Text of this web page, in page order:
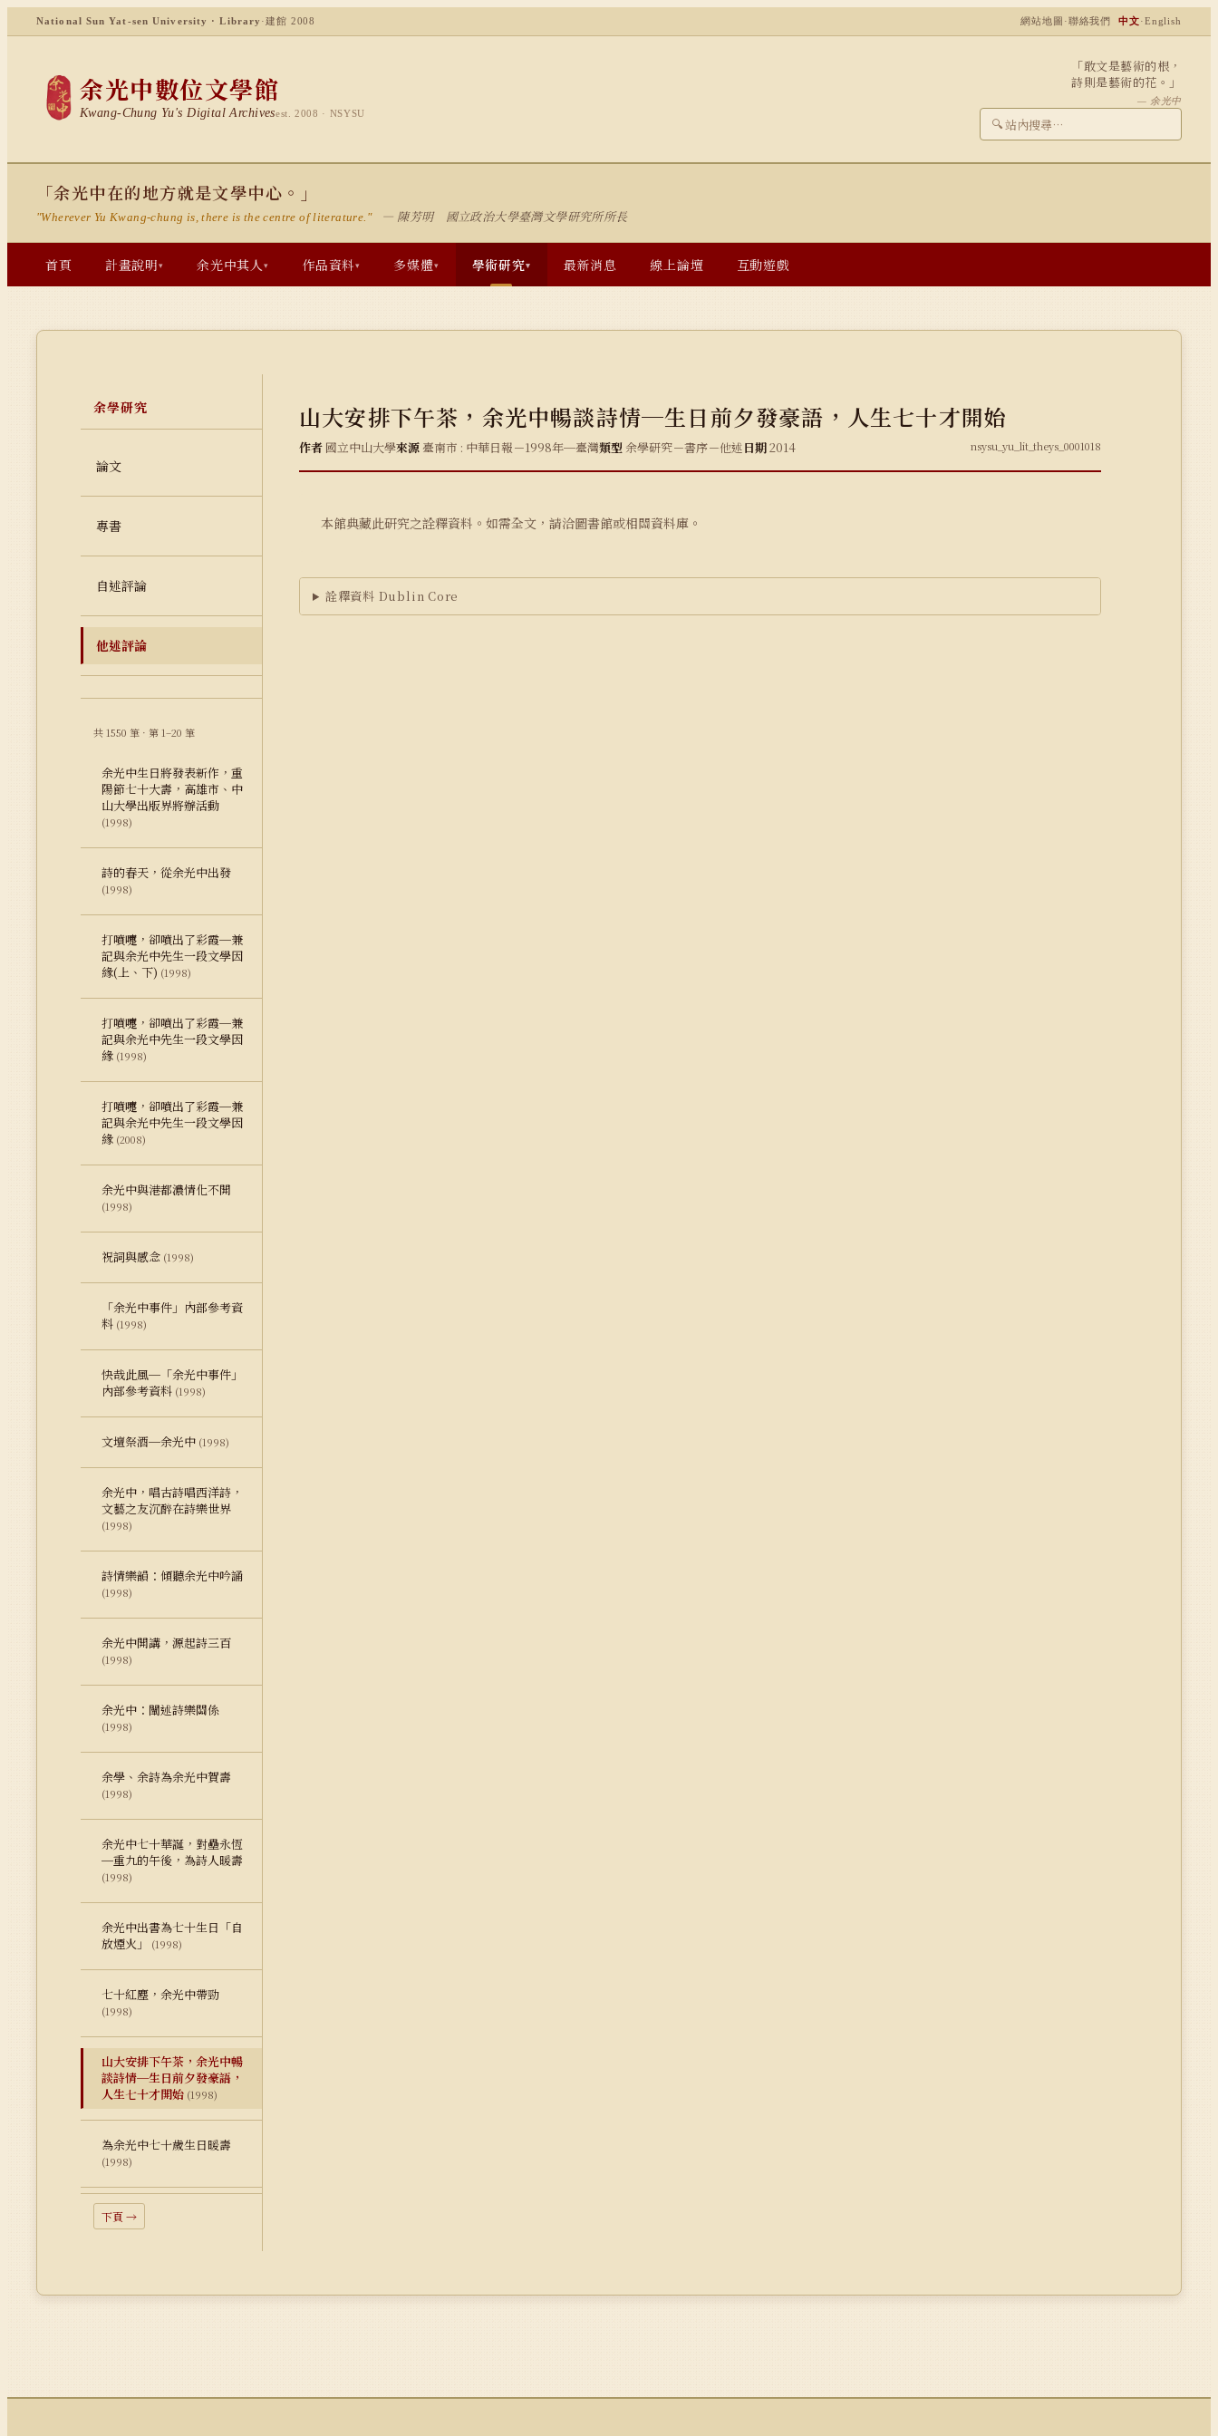
National Sun Yat-sen University · Library ·建館 2008 網站地圖 ·聯絡我們 中文·English
余光中數位文學館
Kwang-Chung Yu's Digital Archivesest. 2008 · NSYSU
「敢文是藝術的根，
詩則是藝術的花。」
— 余光中
🔍
「余光中在的地方就是文學中心。」
"Wherever Yu Kwang-chung is, there is the centre of literature." — 陳芳明 國立政治大學臺灣文學研究所所長
首頁 計畫說明▾ 余光中其人▾ 作品資料▾ 多媒體▾ 學術研究▾ 最新消息 線上論壇 互動遊戲
余學研究
論文
專書
自述評論
他述評論
共 1550 筆 · 第 1–20 筆
余光中生日將發表新作，重
陽節七十大壽，高雄市、中
山大學出版界將辦活動
(1998)
詩的春天，從余光中出發
(1998)
打噴嚏，卻噴出了彩霞─兼
記與余光中先生一段文學因
緣(上、下) (1998)
打噴嚏，卻噴出了彩霞─兼
記與余光中先生一段文學因
緣 (1998)
打噴嚏，卻噴出了彩霞─兼
記與余光中先生一段文學因
緣 (2008)
余光中與港都濃情化不開
(1998)
祝詞與感念 (1998)
「余光中事件」內部參考資
料 (1998)
快哉此風─「余光中事件」
內部參考資料 (1998)
文壇祭酒─余光中 (1998)
余光中，唱古詩唱西洋詩，
文藝之友沉醉在詩樂世界
(1998)
詩情樂韻：傾聽余光中吟誦
(1998)
余光中開講，源起詩三百
(1998)
余光中：闡述詩樂關係
(1998)
余學、余詩為余光中賀壽
(1998)
余光中七十華誕，對壘永恆
─重九的午後，為詩人暖壽
(1998)
余光中出書為七十生日「自
放煙火」
(1998)
七十紅塵，余光中帶勁
(1998)
山大安排下午茶，余光中暢
談詩情─生日前夕發豪語，
人生七十才開始 (1998)
為余光中七十歲生日暖壽
(1998)
下頁 →
山大安排下午茶，余光中暢談詩情─生日前夕發豪語，人生七十才開始
作者 國立中山大學來源臺南市 : 中華日報－1998年─臺灣類型 余學研究－書序－他述日期2014 nsysu_yu_lit_theys_0001018
本館典藏此研究之詮釋資料。如需全文，請洽圖書館或相關資料庫。
詮釋資料 Dublin Core